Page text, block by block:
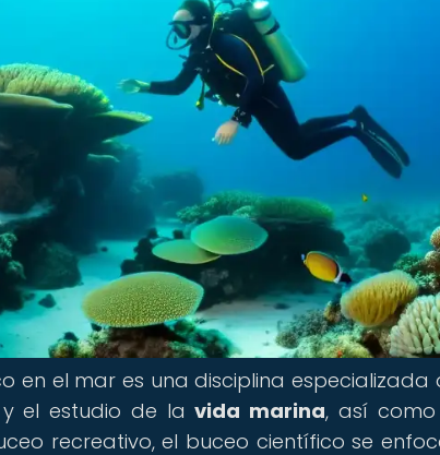
en el mar es una disciplina
y el estudio de lavida marina, así
recreativo, el buceo científico se